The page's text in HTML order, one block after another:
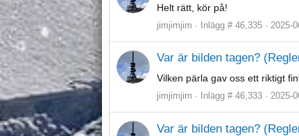
Helt rätt, kör på!
jimjimjim Inlägg # 46,335 2025-
Var är bilden tagen?
Vilken pärla gav oss ett riktigt
jimjimjim Inlägg # 46,333 2025-
Var är bilden tagen?